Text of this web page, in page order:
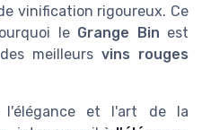
vinification rigoureux. Ce
le Grange Bin est
meilleursvins rouges
et l'art de la